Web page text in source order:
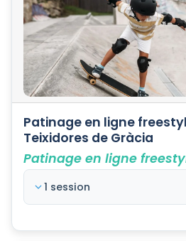
Patinage en ligne
Teixidores de Gràcia
Patinage en ligne
1 session